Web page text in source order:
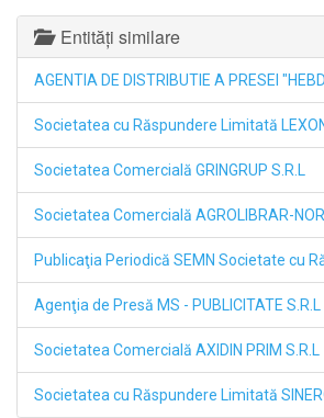
Entități similare
AGENTIA DE DISTRIBUTIE A PRESEI
Societatea cu Răspundere Limitată
Societatea Comercială GRINGRUP S.R.L
Societatea Comercială AGROLIBRAR-
Publicaţia Periodică SEMN Societate cu
Agenţia de Presă MS - PUBLICITATE S.R.L
Societatea Comercială AXIDIN PRIM S.R.L
Societatea cu Răspundere Limitată